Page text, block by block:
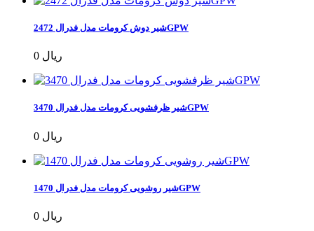
شیر دوش کرومات مدل فدرال 2472GPW
0 ریال
شیر ظرفشویی کرومات مدل فدرال 3470GPW
0 ریال
شیر روشویی کرومات مدل فدرال 1470GPW
0 ریال